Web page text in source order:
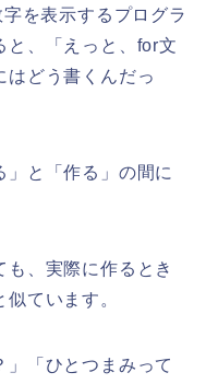
を表示するプログラ
と、「えっと、for文
はどう書くんだっ
」と「作る」の間に
、実際に作るとき
ています。
」「ひとつまみって